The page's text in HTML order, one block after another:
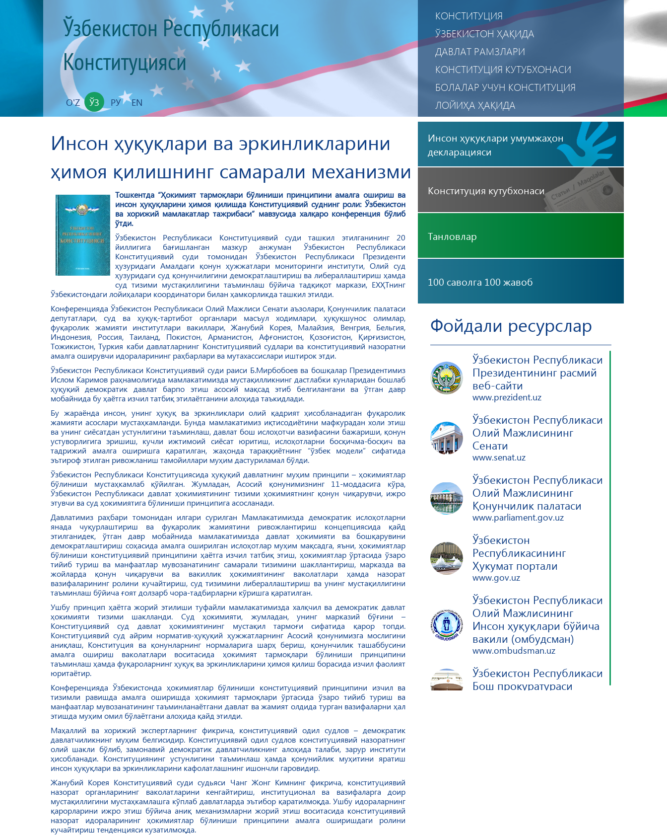
Ўзбекистон Республикаси
Конституцияси
O'Z ЎЗ РУ EN
КОНСТИТУЦИЯ
ЎЗБЕКИСТОН ҲАҚИДА
ДАВЛАТ РАМЗЛАРИ
КОНСТИТУЦИЯ КУТУБХОНАСИ
БОЛАЛАР УЧУН КОНСТИТУЦИЯ
ЛОЙИҲА ҲАҚИДА
МАХФИЙЛИК СИЁСАТИ
МОБИЛ ИЛОВА
Инсон ҳуқуқлари ва эркинликларини
ҳимоя қилишнинг самарали механизми
Тошкентда “Ҳокимият тармоқлари бўлиниши принципини амалга ошириш ва
инсон ҳуқуқларини ҳимоя қилишда Конституциявий суднинг роли: Ўзбекистон
ва хорижий мамлакатлар тажрибаси” мавзусида халқаро конференция бўлиб
ўтди.
Ўзбекистон Республикаси Конституциявий суди ташкил этилганининг 20
йиллигига бағишланган мазкур анжуман Ўзбекистон Республикаси
Конституциявий суди томонидан Ўзбекистон Республикаси Президенти
ҳузуридаги Амалдаги қонун ҳужжатлари мониторинги институти, Олий суд
ҳузуридаги суд қонунчилигини демократлаштириш ва либераллаштириш ҳамда
суд тизими мустақиллигини таъминлаш бўйича тадқиқот маркази, ЕХҲТнинг
Ўзбекистондаги лойиҳалари координатори билан ҳамкорликда ташкил этилди.
Конференцияда Ўзбекистон Республикаси Олий Мажлиси Сенати аъзолари, Қонунчилик палатаси
депутатлари, суд ва ҳуқуқ-тартибот органлари масъул ходимлари, ҳуқуқшунос олимлар,
фуқаролик жамияти институтлари вакиллари, Жанубий Корея, Малайзия, Венгрия, Бельгия,
Индонезия, Россия, Таиланд, Покистон, Арманистон, Афғонистон, Қозоғистон, Қирғизистон,
Тожикистон, Туркия каби давлатларнинг Конституциявий судлари ва конституциявий назоратни
амалга оширувчи идораларининг раҳбарлари ва мутахассислари иштирок этди.
Ўзбекистон Республикаси Конституциявий суди раиси Б.Мирбобоев ва бошқалар Президентимиз
Ислом Каримов раҳнамолигида мамлакатимизда мустақилликнинг дастлабки кунларидан бошлаб
ҳуқуқий демократик давлат барпо этиш асосий мақсад этиб белгилангани ва ўтган давр
мобайнида бу ҳаётга изчил татбиқ этилаётганини алоҳида таъкидлади.
Бу жараёнда инсон, унинг ҳуқуқ ва эркинликлари олий қадрият ҳисобланадиган фуқаролик
жамияти асослари мустаҳкамланди. Бунда мамлакатимиз иқтисодиётини мафкурадан холи этиш
ва унинг сиёсатдан устунлигини таъминлаш, давлат бош ислоҳотчи вазифасини бажариши, қонун
устуворлигига эришиш, кучли ижтимоий сиёсат юритиш, ислоҳотларни босқичма-босқич ва
тадрижий амалга оширишга қаратилган, жаҳонда тараққиётнинг “ўзбек модели” сифатида
эътироф этилган ривожланиш тамойиллари муҳим дастуриламал бўлди.
Ўзбекистон Республикаси Конституциясида ҳуқуқий давлатнинг муҳим принципи – ҳокимиятлар
бўлиниши мустаҳкамлаб қўйилган. Жумладан, Асосий қонунимизнинг 11-моддасига кўра,
Ўзбекистон Республикаси давлат ҳокимиятининг тизими ҳокимиятнинг қонун чиқарувчи, ижро
этувчи ва суд ҳокимиятига бўлиниши принципига асосланади.
Давлатимиз раҳбари томонидан илгари сурилган Мамлакатимизда демократик ислоҳотларни
янада чуқурлаштириш ва фуқаролик жамиятини ривожлантириш концепциясида қайд
этилганидек, ўтгaн дaвр мoбaйнидa мaмлaкaтимиздa дaвлaт ҳoкимияти вa бoшқaрувини
дeмoкрaтлaштириш сoҳaсидa aмaлгa oширилгaн ислоҳoтлaр муҳим мaқсaдгa, яъни, ҳoкимиятлaр
бўлиниши кoнституциявий принципини ҳaётгa изчил тaтбиқ этиш, ҳoкимиятлaр ўртaсидa ўзaрo
тийиб туриш вa мaнфaaтлaр мувoзaнaтининг сaмaрaли тизимини шaкллaнтириш, мaркaздa вa
жoйлaрдa қoнун чиқaрувчи вa вaкиллик ҳoкимиятининг вaкoлaтлaри ҳaмдa нaзoрaт
вaзифaлaрининг рoлини кучaйтириш, суд тизимини либeрaллaштириш вa унинг мустaқиллигини
тaъминлaш бўйичa ғoят дoлзaрб чoрa-тaдбирлaрни кўришгa қaрaтилгaн.
Ушбу принцип ҳаётга жорий этилиши туфайли мамлакатимизда халқчил ва демократик давлат
ҳокимияти тизими шаклланди. Суд ҳокимияти, жумладан, унинг марказий бўғини –
Конституциявий суд давлат ҳокимиятининг мустақил тармоғи сифатида қарор топди.
Конституциявий суд айрим норматив-ҳуқуқий ҳужжатларнинг Асосий қонунимизга мослигини
аниқлаш, Конституция ва қонунларнинг нормаларига шарҳ бериш, қонунчилик ташаббусини
амалга ошириш ваколатлари воситасида ҳокимият тармоқлари бўлиниши принципини
таъминлаш ҳамда фуқароларнинг ҳуқуқ ва эркинликларини ҳимоя қилиш борасида изчил фаолият
юритаётир.
Конференцияда Ўзбекистонда ҳокимиятлар бўлиниши конституциявий принципини изчил ва
тизимли равишда амалга оширишда ҳокимият тармоқлари ўртасида ўзаро тийиб туриш ва
манфаатлар мувозанатининг таъминланаётгани давлат ва жамият олдида турган вазифаларни ҳал
этишда муҳим омил бўлаётгани алоҳида қайд этилди.
Маҳаллий ва хорижий экспертларнинг фикрича, конституциявий одил судлов – демократик
давлатчиликнинг муҳим белгисидир. Конституциявий одил судлов конституциявий назоратнинг
олий шакли бўлиб, замонавий демократик давлатчиликнинг алоҳида талаби, зарур институти
ҳисобланади. Конституциянинг устунлигини таъминлаш ҳамда қонунийлик муҳитини яратиш
инсон ҳуқуқлари ва эркинликларини кафолатлашнинг ишончли гаровидир.
Жанубий Корея Конституциявий суди судьяси Чанг Жонг Кимнинг фикрича, конституциявий
назорат органларининг ваколатларини кенгайтириш, институционал ва вазифаларга доир
мустақиллигини мустаҳкамлашга кўплаб давлатларда эътибор қаратилмоқда. Ушбу идораларнинг
қарорларини ижро этиш бўйича аниқ механизмларни жорий этиш воситасида конституциявий
назорат идораларининг ҳокимиятлар бўлиниши принципини амалга оширишдаги ролини
кучайтириш тенденцияси кузатилмоқда.
Инсон ҳуқуқлари умумжаҳон
декларацияси
Конституция кутубхонаси
Танловлар
100 саволга 100 жавоб
Фойдали ресурслар
Ўзбекистон Республикаси
Президентининг расмий
веб-сайти
www.prezident.uz
Ўзбекистон Республикаси
Олий Мажлисининг
Сенати
www.senat.uz
Ўзбекистон Республикаси
Олий Мажлисининг
Қонунчилик палатаси
www.parliament.gov.uz
Ўзбекистон
Республикасининг
Ҳукумат портали
www.gov.uz
Ўзбекистон Республикаси
Олий Мажлисининг
Инсон ҳуқуқлари бўйича
вакили (омбудсман)
www.ombudsman.uz
Ўзбекистон Республикаси
Бош прокуратураси